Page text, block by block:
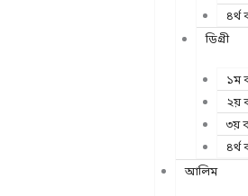
৪র্থ
ডিগ্রী
১ম
২য়
৩য়
৪র্থ
আলিম